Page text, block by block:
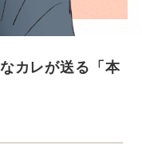
カレが送る「本